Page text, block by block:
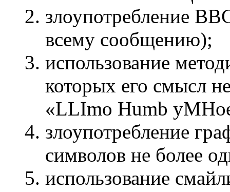
злоупотребление
всему сообщению);
использование
которых его смысл
«LLImo Humb
злоупотребление
символов не более
использование